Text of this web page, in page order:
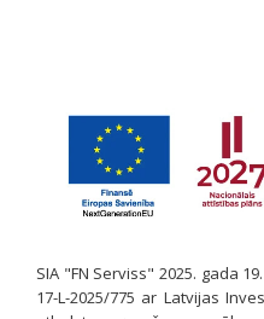
SIA "FN Serviss" 2025. gada
17-L-2025/775 ar Latvijas